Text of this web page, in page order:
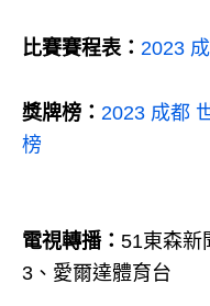
比賽賽程表： 2023
獎牌榜： 2023 成都
榜
電視轉播： 51東森新
3、愛爾達體育台